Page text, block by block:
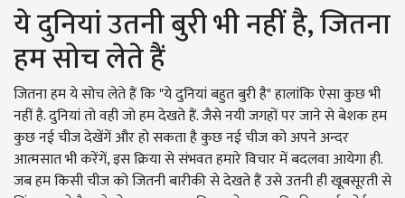
ये दुनियां उतनी बुरी भी नहीं है, जितना
हम सोच लेते हैं
जितना हम ये सोच लेते हैं कि "ये दुनियां बहुत बुरी है" हालांकि ऐसा कुछ भी
नहीं है. दुनियां तो वही जो हम देखते हैं. जैसे नयी जगहों पर जाने से बेशक हम
कुछ नई चीज देखेंगें और हो सकता है कुछ नई चीज को अपने अन्दर
आत्मसात भी करेंगें, इस क्रिया से संभवत हमारे विचार में बदलवा आयेगा ही.
जब हम किसी चीज को जितनी बारीकी से देखते हैं उसे उतनी ही खूबसूरती से